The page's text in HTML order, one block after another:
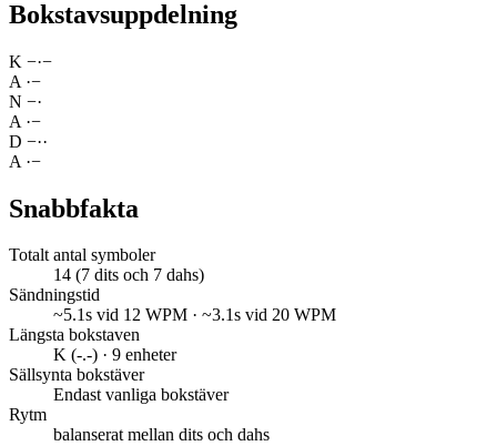
Bokstavsuppdelning
K −·−
A ·−
N −·
A ·−
D −··
A ·−
Snabbfakta
Totalt antal symboler
14 (7 dits och 7 dahs)
Sändningstid
~5.1s vid 12 WPM · ~3.1s vid 20 WPM
Längsta bokstaven
K (-.-) · 9 enheter
Sällsynta bokstäver
Endast vanliga bokstäver
Rytm
balanserat mellan dits och dahs